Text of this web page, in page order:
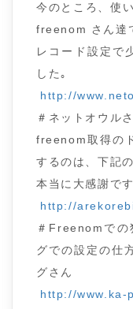
今のところ、使
freenom さん達
レコード設定で
した｡
http://
＃ネットオウル
freenom取得の
するのは、下記
本当に大感謝で
http://
＃Freenomでの
グでの設定の仕
グさん
http://www.ka-